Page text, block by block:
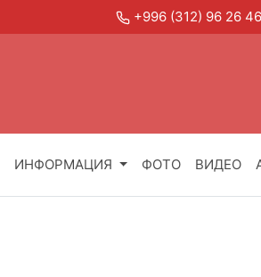
+996 (312) 96 26
ИНФОРМАЦИЯ ФОТО ВИДЕО